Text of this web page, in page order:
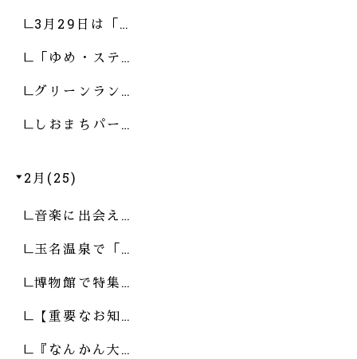
3月29日は「…
「ゆめ・ステ…
グリーンラン…
しおまちパー…
2月(25)
音楽に出会え…
玉名温泉で「…
博物館で特集…
【重要なお知…
『なんかん大…